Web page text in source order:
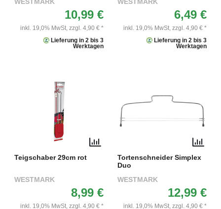
WESTMARK
10,99 €
inkl. 19,0% MwSt, zzgl. 4,90 € *
Lieferung in 2 bis 3
Werktagen
WESTMARK
6,49 €
inkl. 19,0% MwSt, zzgl. 4,90 € *
Lieferung in 2 bis 3
Werktagen
Teigschaber 29cm rot
WESTMARK
8,99 €
inkl. 19,0% MwSt, zzgl. 4,90 € *
Tortenschneider Simplex
Duo
WESTMARK
12,99 €
inkl. 19,0% MwSt, zzgl. 4,90 € *